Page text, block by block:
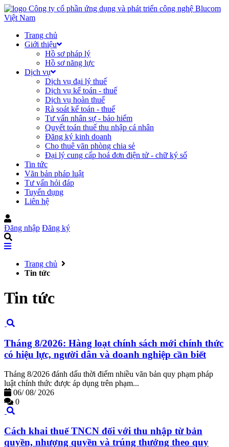
Trang chủ
Giới thiệu
Hồ sơ pháp lý
Hồ sơ năng lực
Dịch vụ
Dịch vụ đại lý thuế
Dịch vụ kế toán - thuế
Dịch vụ hoàn thuế
Rà soát kế toán - thuế
Tư vấn nhân sự - bảo hiểm
Quyết toán thuế thu nhập cá nhân
Đăng ký kinh doanh
Cho thuê văn phòng chia sẻ
Đại lý cung cấp hoá đơn điện tử - chữ ký số
Tin tức
Văn bản pháp luật
Tư vấn hỏi đáp
Tuyển dụng
Liên hệ
Đăng nhập Đăng ký
Trang chủ
Tin tức
Tin tức
Tháng 8/2026: Hàng loạt chính sách mới chính thức
có hiệu lực, người dân và doanh nghiệp cần biết
Tháng 8/2026 đánh dấu thời điểm nhiều văn bản quy phạm pháp
luật chính thức được áp dụng trên phạm...
06/ 08/ 2026
0
Cách khai thuế TNCN đối với thu nhập từ bản
quyền, nhượng quyền và trúng thưởng theo quy